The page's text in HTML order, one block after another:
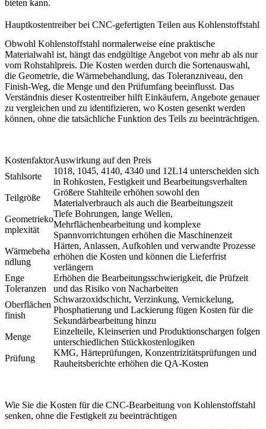
bieten kann.
Hauptkostentreiber bei CNC-gefertigten Teilen aus Kohlenstoffstahl
Obwohl Kohlenstoffstahl normalerweise eine praktische
Materialwahl ist, hängt das endgültige Angebot von mehr ab als nur
vom Rohstahlpreis. Die Kosten werden durch die Sortenauswahl,
die Geometrie, die Wärmebehandlung, das Toleranzniveau, den
Finish-Weg, die Menge und den Prüfumfang beeinflusst. Das
Verständnis dieser Kostentreiber hilft Einkäufern, Angebote genauer
zu vergleichen und zu identifizieren, wo Kosten gesenkt werden
können, ohne die tatsächliche Funktion des Teils zu beeinträchtigen.
KostenfaktorAuswirkung auf den Preis
Stahlsorte
1018, 1045, 4140, 4340 und 12L14 unterscheiden sich
in Rohkosten, Festigkeit und Bearbeitungsverhalten
Teilgröße
Größere Stahlteile erhöhen sowohl den
Materialverbrauch als auch die Bearbeitungszeit
Geometrieko
mplexität
Tiefe Bohrungen, lange Wellen,
Mehrflächenbearbeitung und komplexe
Spannvorrichtungen erhöhen die Maschinenzeit
Wärmebeha
ndlung
Härten, Anlassen, Aufkohlen und verwandte Prozesse
erhöhen die Kosten und können die Lieferfrist
verlängern
Enge
Toleranzen
Erhöhen die Bearbeitungsschwierigkeit, die Prüfzeit
und das Risiko von Nacharbeiten
Oberflächen
finish
Schwarzoxidschicht, Verzinkung, Vernickelung,
Phosphatierung und Lackierung fügen Kosten für die
Sekundärbearbeitung hinzu
Menge
Einzelteile, Kleinserien und Produktionschargen folgen
unterschiedlichen Stückkostenlogiken
Prüfung
KMG, Härteprüfungen, Konzentrizitätsprüfungen und
Rauheitsberichte erhöhen die QA-Kosten
Wie Sie die Kosten für die CNC-Bearbeitung von Kohlenstoffstahl
senken, ohne die Festigkeit zu beeinträchtigen